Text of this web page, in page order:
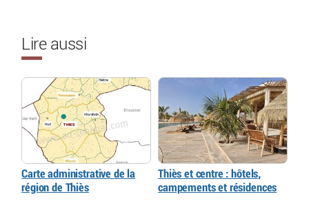
Lire aussi
Carte administrative de la
région de Thiès
Thiès et centre : hôtels,
campements et résidences